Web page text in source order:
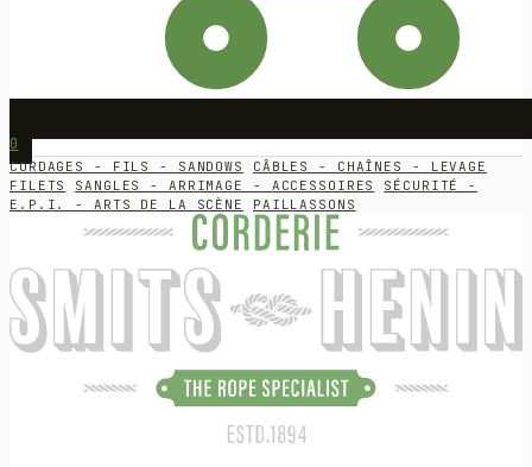
0
CORDAGES - FILS - SANDOWS
CÂBLES - CHAÎNES - LEVAGE
FILETS
SANGLES - ARRIMAGE - ACCESSOIRES
SÉCURITÉ -
E.P.I. - ARTS DE LA SCÈNE
PAILLASSONS